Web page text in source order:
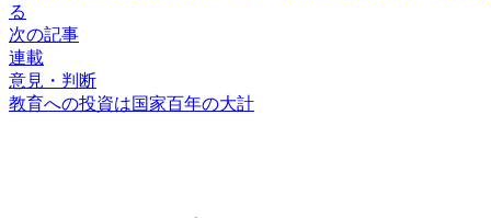
る
次の記事
連載
意見・判断
教育への投資は国家百年の大計